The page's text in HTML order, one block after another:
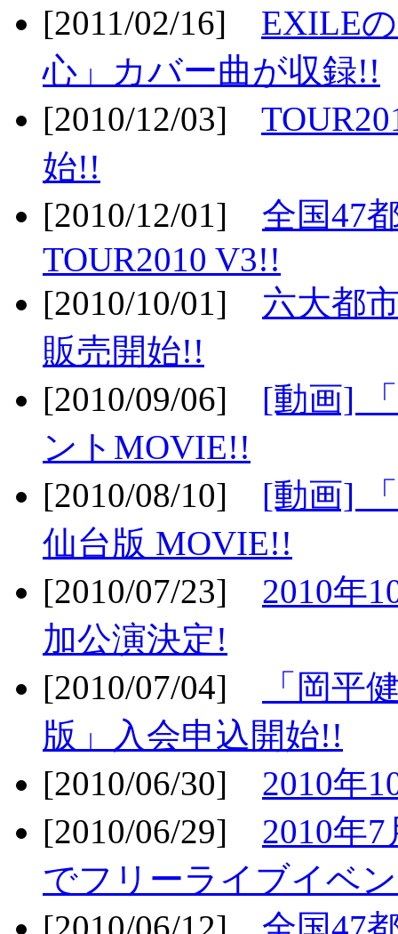
[2011/02/16] EXILE
心」カバー曲が収録!!
[2010/12/03]
始!!
[2010/12/01] 全国47
TOUR2010 V3!!
[2010/10/01] 六大都
販売開始!!
[2010/09/06] [動画]
ントMOVIE!!
[2010/08/10] [動画]
仙台版 MOVIE!!
[2010/07/23] 2010年
加公演決定!
[2010/07/04]
「岡平
版」入会申込開始!!
[2010/06/30] 2010年
[2010/06/29] 2010年
でフリーライブイベ